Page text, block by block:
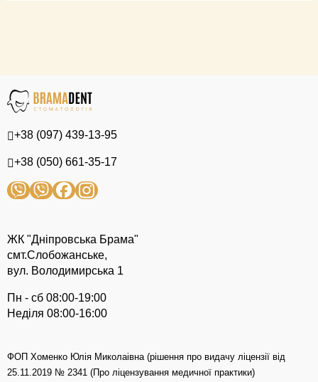
+38 (097) 439-13-95
+38 (050) 661-35-17
ЖК "Дніпровська Брама"
смт.Слобожанське,
вул. Володимирська 1
Пн - сб 08:00-19:00
Неділя 08:00-16:00
ФОП Хоменко Юлія Миколаівна (рішення про видачу ліцензії від
25.11.2019 № 2341 (Про ліцензування медичної практики)